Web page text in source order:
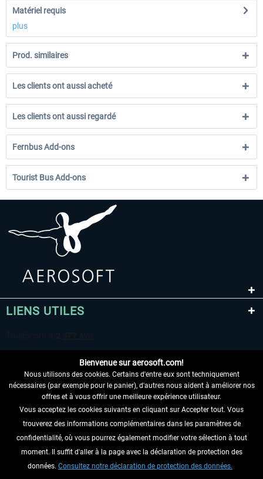
Matériel requis
plus
Prod. similaires
Les clients ont aussi acheté
Les clients ont aussi regardé
Fernbus Add-ons
Tourist Bus Add-ons
LIENS UTILES
RENONCER AU CONTRAT ICI
INFORMATIONS
NE MANQUEZ PAS LES DERNIÈRES
Bienvenue sur aerosoft.com!
Nous utilisons des cookies. Certains d'entre eux sont techniquement
nécessaires (par exemple pour le panier), d'autres nous aident à améliorer nos
offres et à vous offrir une meilleure expérience utilisateur.
Vous acceptez les cookies suivants en cliquant sur Accepter tout. Vous
trouverez des informations complémentaires dans les paramètres de
confidentialité, où vous pourrez également modifier votre sélection à tout
moment. Il suffit d'aller à la page avec la déclaration de protection des
données. Consultez notre déclaration de protection des données.